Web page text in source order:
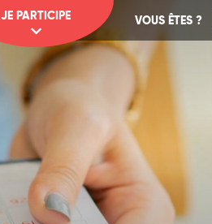
VOUS ÊTES ?
JE PARTICIPE